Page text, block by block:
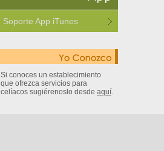
Soporte App iTunes
Si conoces un establecimiento
que ofrezca servicios para
celíacos sugiérenoslo desde aquí.